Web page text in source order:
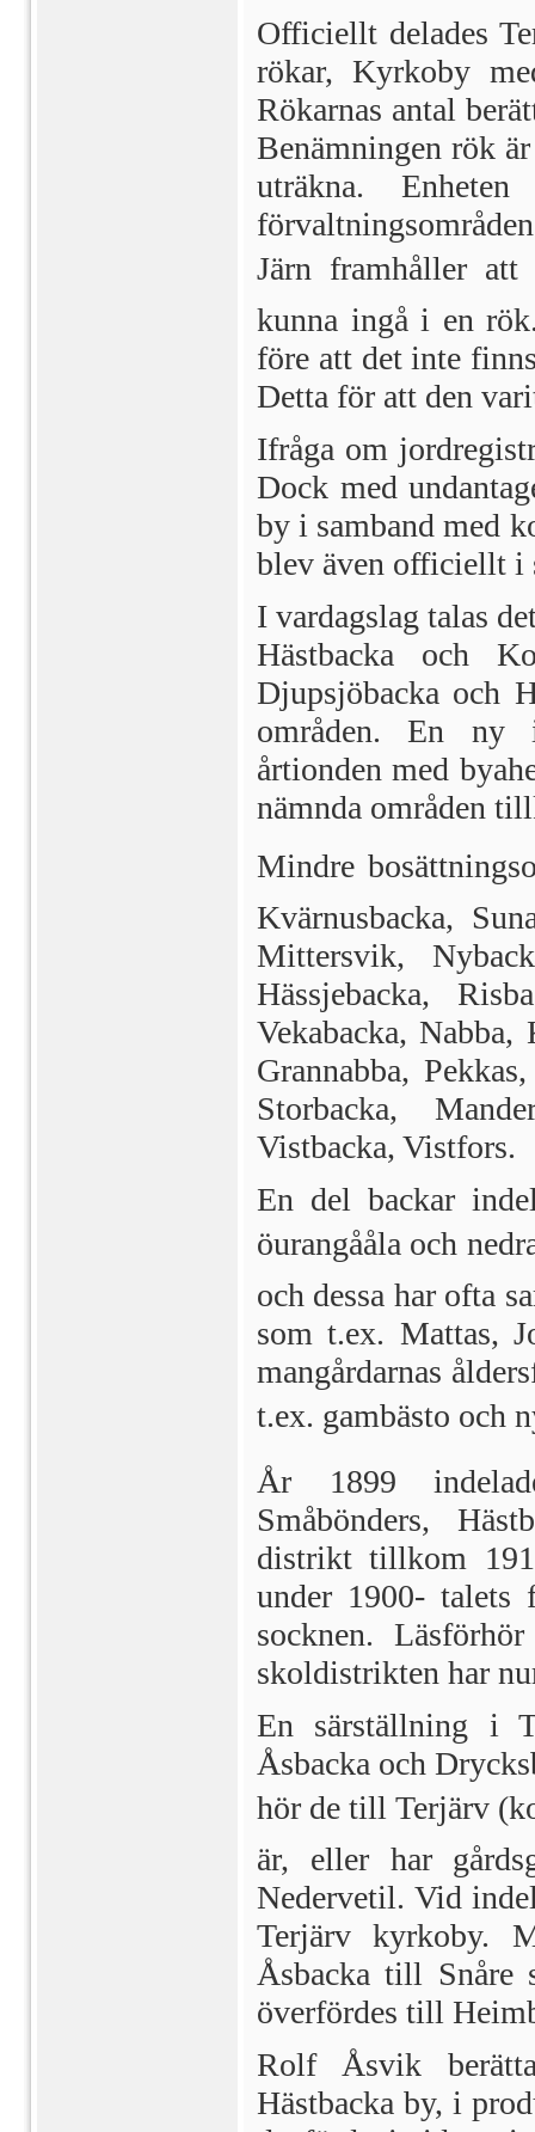
Officiellt delades
rökar, Kyrkoby
Rökarnas antal
Benämningen rök
uträkna.
Järn framhåller att
kunna ingå i en
före att det inte
Detta för att den
Ifråga om
Dock med
by i samband med
blev även officiellt i
I vardagslag talas
Hästbacka och
Djupsjöbacka och
områden. En ny
årtionden med
nämnda områden
Mindre
Kvärnusbacka,
Mittersvik,
Hässjebacka,
Vekabacka,
Grannabba,
Storbacka,
Vistbacka, Vistfors.
En del backar
öurangååla och
och dessa har ofta
som t.ex. Mattas,
mangårdarnas
t.ex. gambästo och
År 1899
Småbönders,
distrikt tillkom
under 1900-
socknen.
skoldistrikten har
En särställning i
Åsbacka och
hör de till Terjärv
är, eller har
Nedervetil. Vid
Terjärv kyrkoby.
Åsbacka till Snåre
överfördes till
Rolf Åsvik
Hästbacka by, i